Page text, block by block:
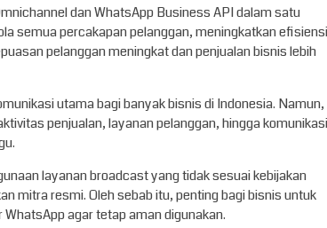
dan WhatsApp Business API dalam satu
semua percakapan pelanggan, meningkatkan
pelanggan meningkat dan penjualan bisnis lebih
utama bagi banyak bisnis di Indonesia. Namun,
penjualan, layanan pelanggan, hingga komunikasi
layanan broadcast yang tidak sesuai kebijakan
mitra resmi. Oleh sebab itu, penting bagi bisnis untuk
agar tetap aman digunakan.